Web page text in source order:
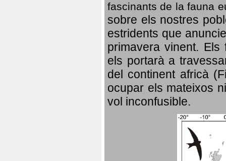
fascinants de la fauna
sobre els nostres
estridents que
primavera vinent. Els
els portarà a
del continent africà
ocupar els mateixos
vol inconfusible.